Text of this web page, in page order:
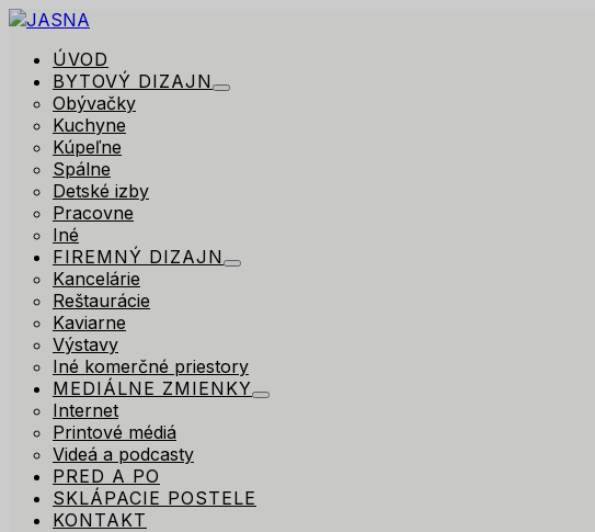
ÚVOD
BYTOVÝ DIZAJN
Obývačky
Kuchyne
Kúpeľne
Spálne
Detské izby
Pracovne
Iné
FIREMNÝ DIZAJN
Kancelárie
Reštaurácie
Kaviarne
Výstavy
Iné komerčné priestory
MEDIÁLNE ZMIENKY
Internet
Printové médiá
Videá a podcasty
PRED A PO
SKLÁPACIE POSTELE
KONTAKT